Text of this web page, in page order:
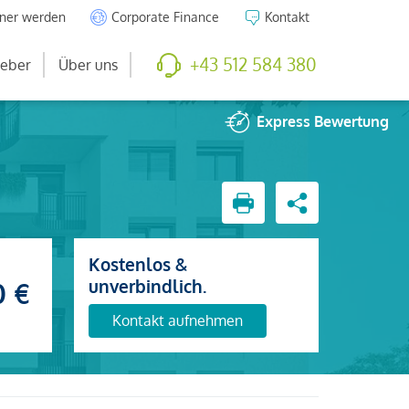
werden Corporate Finance Kontakt
Über uns +43 512 584 380
Express Bewertung
€
Kostenlos &
unverbindlich.
Kontakt aufnehmen